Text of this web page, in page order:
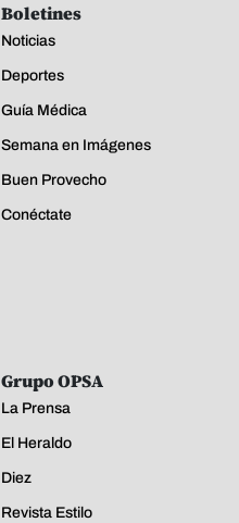
Boletines
Noticias
Deportes
Guía Médica
Semana en Imágenes
Buen Provecho
Conéctate
Grupo OPSA
La Prensa
El Heraldo
Diez
Revista Estilo